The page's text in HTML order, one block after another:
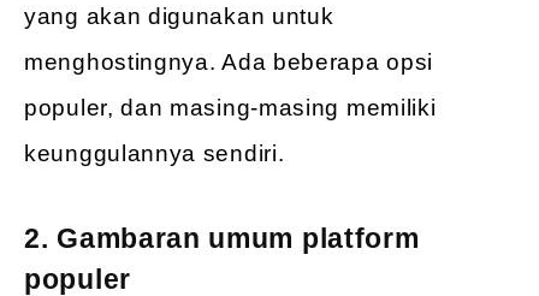
yang akan digunakan untuk
menghostingnya. Ada beberapa opsi
populer, dan masing-masing memiliki
keunggulannya sendiri.
2. Gambaran umum platform
populer